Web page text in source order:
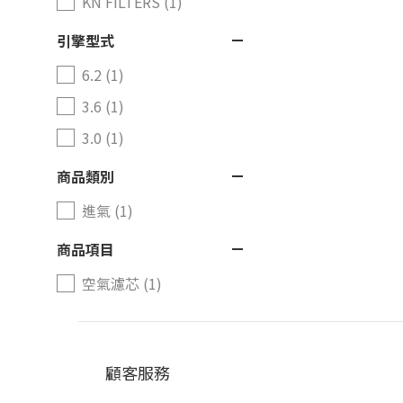
引擎型式
6.2 (1)
3.6 (1)
3.0 (1)
商品類別
進氣 (1)
商品項目
空氣濾芯 (1)
顧客服務